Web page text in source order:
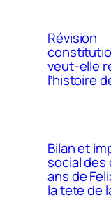
Révision
veut-elle
l’histoire
Bilan et
social des
ans de
la tete de